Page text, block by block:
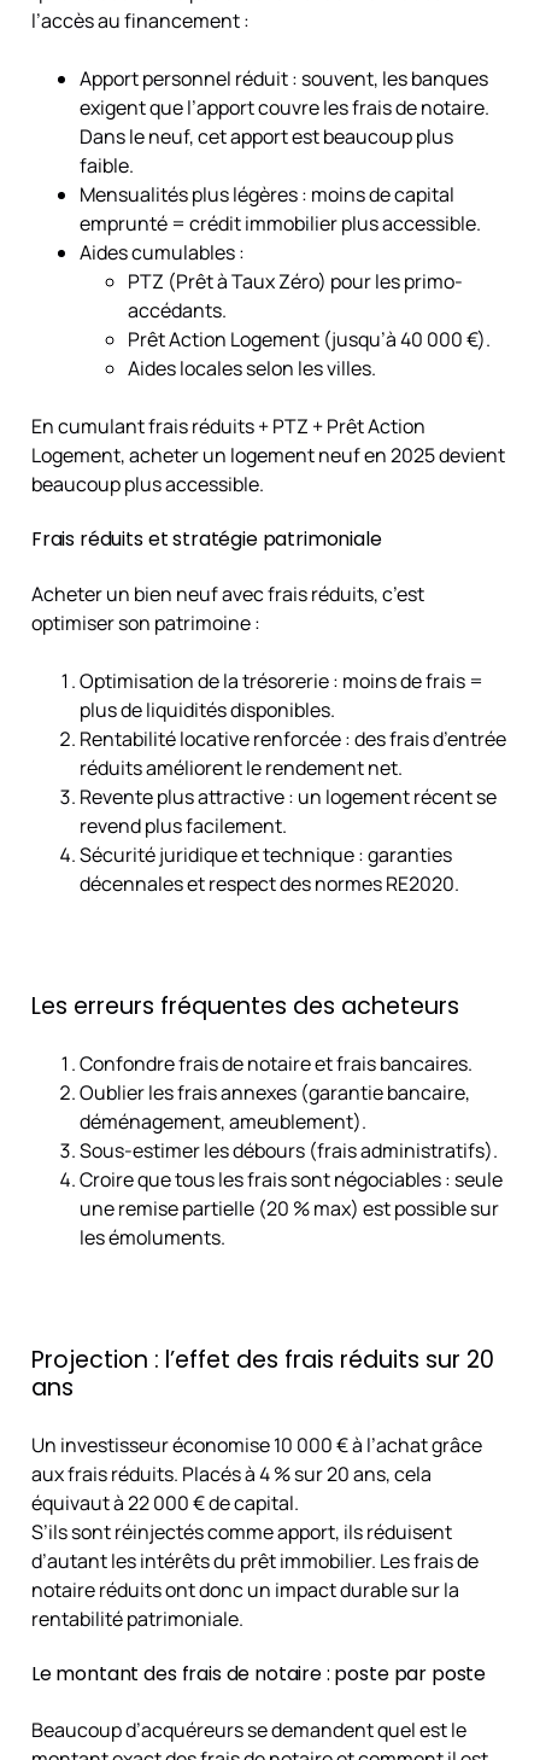
l’accès au financement :
Apport personnel réduit : souvent, les banques
exigent que l’apport couvre les frais de notaire.
Dans le neuf, cet apport est beaucoup plus
faible.
Mensualités plus légères : moins de capital
emprunté = crédit immobilier plus accessible.
Aides cumulables :
PTZ (Prêt à Taux Zéro) pour les primo-
accédants.
Prêt Action Logement (jusqu’à 40 000 €).
Aides locales selon les villes.
En cumulant frais réduits + PTZ + Prêt Action
Logement, acheter un logement neuf en 2025 devient
beaucoup plus accessible.
Frais réduits et stratégie patrimoniale
Acheter un bien neuf avec frais réduits, c’est
optimiser son patrimoine :
Optimisation de la trésorerie : moins de frais =
plus de liquidités disponibles.
Rentabilité locative renforcée : des frais d’entrée
réduits améliorent le rendement net.
Revente plus attractive : un logement récent se
revend plus facilement.
Sécurité juridique et technique : garanties
décennales et respect des normes RE2020.
Les erreurs fréquentes des acheteurs
Confondre frais de notaire et frais bancaires.
Oublier les frais annexes (garantie bancaire,
déménagement, ameublement).
Sous-estimer les débours (frais administratifs).
Croire que tous les frais sont négociables : seule
une remise partielle (20 % max) est possible sur
les émoluments.
Projection : l’effet des frais réduits sur 20
ans
Un investisseur économise 10 000 € à l’achat grâce
aux frais réduits. Placés à 4 % sur 20 ans, cela
équivaut à 22 000 € de capital.
S’ils sont réinjectés comme apport, ils réduisent
d’autant les intérêts du prêt immobilier. Les frais de
notaire réduits ont donc un impact durable sur la
rentabilité patrimoniale.
Le montant des frais de notaire : poste par poste
Beaucoup d’acquéreurs se demandent quel est le